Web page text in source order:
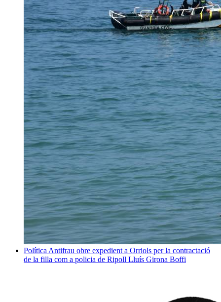
Política Antifrau obre expedient a Orriols per la contractació
de la filla com a policia de Ripoll Lluís Girona Boffi